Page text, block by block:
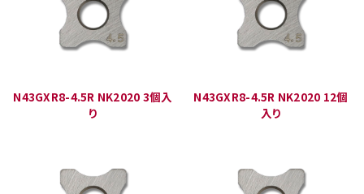
N43GXR8-4.5R NK2020 3個入
り
N43GXR8-4.5R NK2020 12個
入り